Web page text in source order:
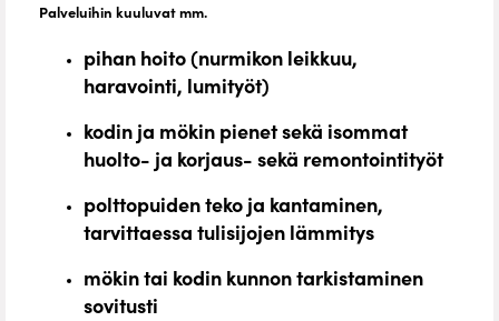
Palveluihin kuuluvat mm.
pihan hoito (nurmikon leikkuu,
haravointi, lumityöt)
kodin ja mökin pienet sekä isommat
huolto- ja korjaus- sekä remontointityöt
polttopuiden teko ja kantaminen,
tarvittaessa tulisijojen lämmitys
mökin tai kodin kunnon tarkistaminen
sovitusti